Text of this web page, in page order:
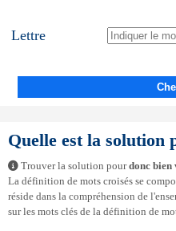
Lettre
Quelle est la solution
Trouver la solution pourdonc bien
La définition de mots croisés se
réside dans la compréhension de
sur les mots clés de la définition de